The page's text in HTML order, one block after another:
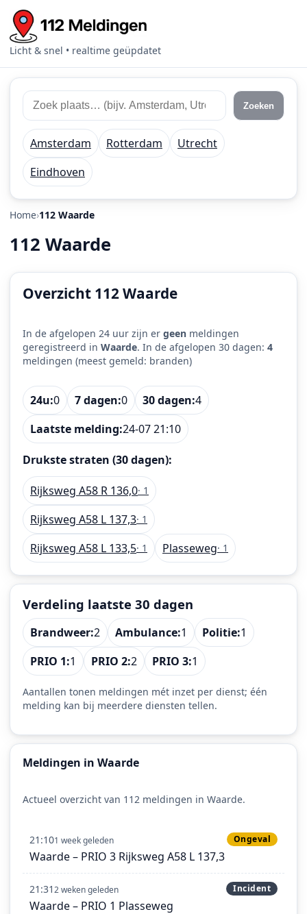
Licht & snel • realtime geüpdatet
Zoek
112
meldingen
Zoek
plaats
of
regio
Zoeken
Amsterdam Rotterdam
Utrecht
Eindhoven
Home 112 Waarde
112 Waarde
Overzicht 112 Waarde
In de afgelopen 24 uur zijn er geen meldingen
geregistreerd in Waarde. In de afgelopen 30 dagen: 4
meldingen (meest gemeld: branden)
24u:0 7 dagen:0 30 dagen:4
Laatste melding:24-07 21:10
Drukste straten (30 dagen):
Rijksweg A58 R 136,0· 1
Rijksweg A58 L 137,3· 1
Rijksweg A58 L 133,5· 1 Plasseweg· 1
Verdeling laatste 30 dagen
Brandweer:2 Ambulance:1 Politie:1
PRIO 1:1 PRIO 2:2 PRIO 3:1
Aantallen tonen meldingen mét inzet per dienst; één
melding kan bij meerdere diensten tellen.
Meldingen in Waarde
Actueel overzicht van 112 meldingen in Waarde.
21:101 week geleden Ongeval
Waarde – PRIO 3 Rijksweg A58 L 137,3
21:312 weken geleden Incident
Waarde – PRIO 1 Plasseweg